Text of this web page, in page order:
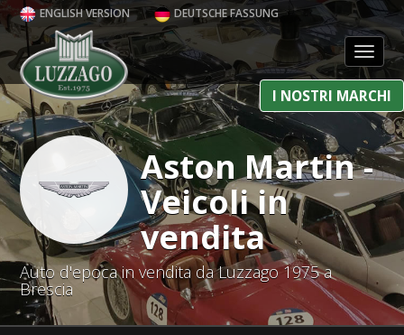
ENGLISH VERSION DEUTSCHE FASSUNG
I NOSTRI MARCHI
Aston Martin -
Veicoli in
vendita
Auto d'epoca in vendita da Luzzago 1975 a
Brescia